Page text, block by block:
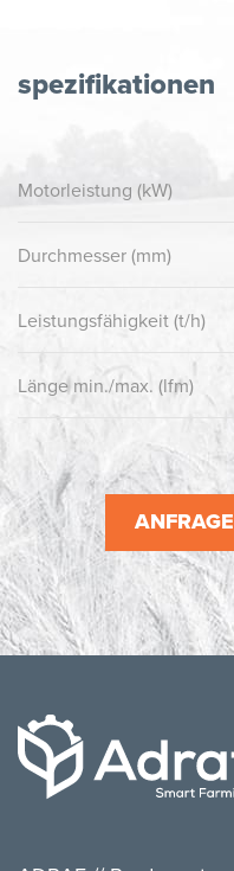
spezifikationen
Motorleistung (kW)
Durchmesser (mm)
Leistungsfähigkeit (t/h)
Länge min./max. (lfm)